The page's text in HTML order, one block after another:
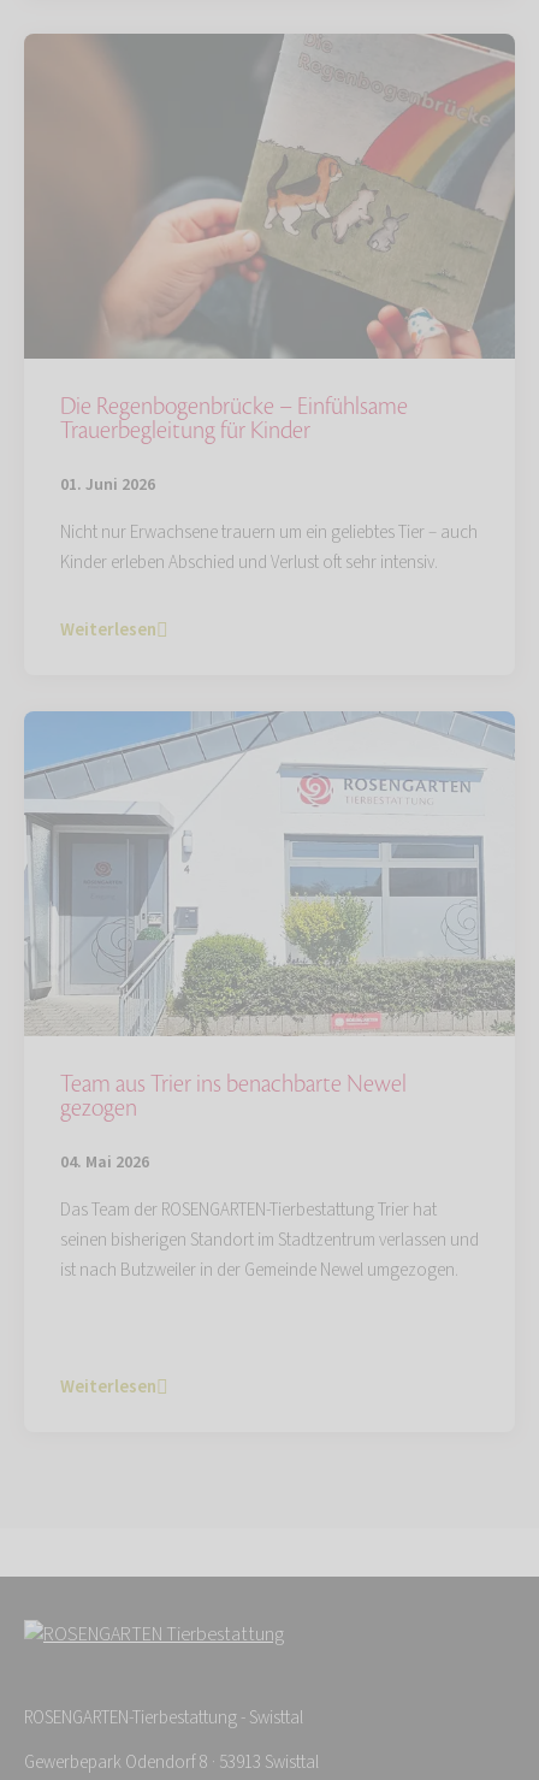
Die Regenbogenbrücke – Einfühlsame
Trauerbegleitung für Kinder
01. Juni 2026
Nicht nur Erwachsene trauern um ein geliebtes Tier – auch
Kinder erleben Abschied und Verlust oft sehr intensiv.
Weiterlesen
Team aus Trier ins benachbarte Newel
gezogen
04. Mai 2026
Das Team der ROSENGARTEN-Tierbestattung Trier hat
seinen bisherigen Standort im Stadtzentrum verlassen und
ist nach Butzweiler in der Gemeinde Newel umgezogen.
Weiterlesen
ROSENGARTEN-Tierbestattung - Swisttal
Gewerbepark Odendorf 8 · 53913 Swisttal